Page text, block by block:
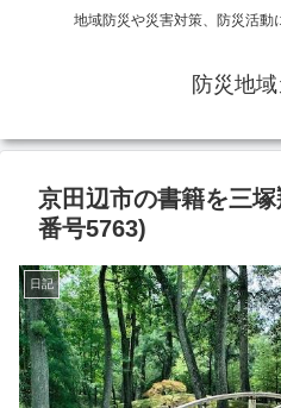
地域防災や災害対策、防災活動
防災地
京田辺市の書籍を三
番号5763)
日記